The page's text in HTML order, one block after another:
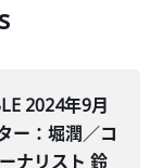
2024年9月
ー：堀潤／コ
ナリスト 鈴